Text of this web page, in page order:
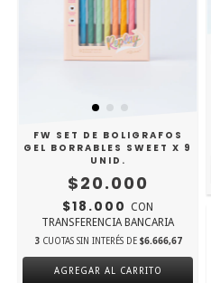
FW SET DE BOLIGRAFOS
GEL BORRABLES SWEET X 9
UNID.
$20.000
$18.000 CON
TRANSFERENCIA BANCARIA
3 CUOTAS SIN INTERÉS DE $6.666,67